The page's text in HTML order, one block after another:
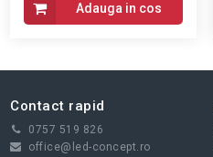
Adauga in cos
Contact rapid
0757 519 826
office@led-concept.ro